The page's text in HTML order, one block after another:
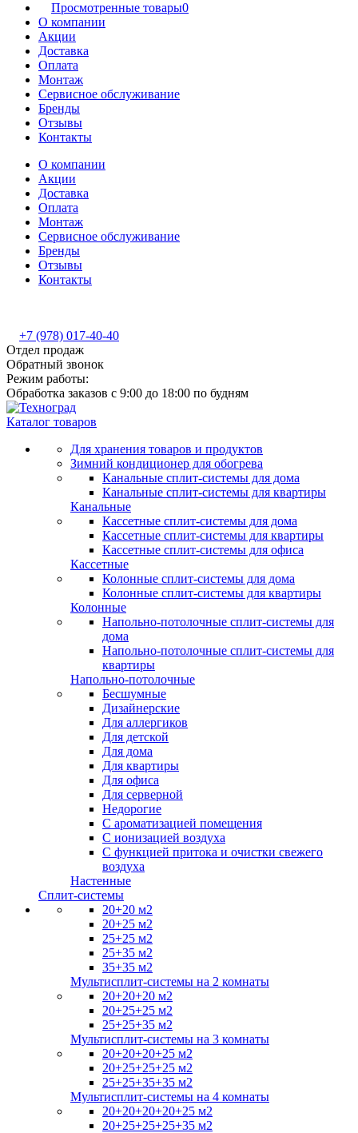
Просмотренные товары0
О компании
Акции
Доставка
Оплата
Монтаж
Сервисное обслуживание
Бренды
Отзывы
Контакты
О компании
Акции
Доставка
Оплата
Монтаж
Сервисное обслуживание
Бренды
Отзывы
Контакты
+7 (978) 017-40-40
Отдел продаж
Обратный звонок
Режим работы:
Обработка заказов с 9:00 до 18:00 по будням
Каталог товаров
Для хранения товаров и продуктов
Зимний кондиционер для обогрева
Канальные сплит-системы для дома
Канальные сплит-системы для квартиры
Канальные
Кассетные сплит-системы для дома
Кассетные сплит-системы для квартиры
Кассетные сплит-системы для офиса
Кассетные
Колонные сплит-системы для дома
Колонные сплит-системы для квартиры
Колонные
Напольно-потолочные сплит-системы для
дома
Напольно-потолочные сплит-системы для
квартиры
Напольно-потолочные
Бесшумные
Дизайнерские
Для аллергиков
Для детской
Для дома
Для квартиры
Для офиса
Для серверной
Недорогие
С ароматизацией помещения
С ионизацией воздуха
С функцией притока и очистки свежего
воздуха
Настенные
Сплит-системы
20+20 м2
20+25 м2
25+25 м2
25+35 м2
35+35 м2
Мультисплит-системы на 2 комнаты
20+20+20 м2
20+25+25 м2
25+25+35 м2
Мультисплит-системы на 3 комнаты
20+20+20+25 м2
20+25+25+25 м2
25+25+35+35 м2
Мультисплит-системы на 4 комнаты
20+20+20+20+25 м2
20+25+25+25+35 м2